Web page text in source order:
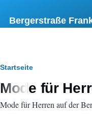
Bergerstraße
Pfadnavigation
Startseite
Mode für
Mode für Herren auf der